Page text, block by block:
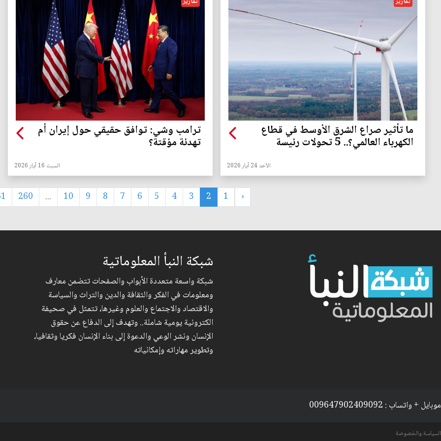
ما تأثير صراع الشرق الأوسط في قطاع
الكهرباء العالمي؟.. 5 تحولات رئيسة
الأحد 24 آيار 2026
ترامب وشي: توافق حقيقي حول إيران أم
تهدئة مؤقتة؟
السبت 16 آيار 2026
‹
1
2
3
4
5
6
7
8
9
10
...
260
شبكة النبأ المعلوماتية
شبكة واسعة متعددة الأبواب والصفحات تتضمن معارف
ومعلومات في الفكر والثقافة والدين والتراث والسياسة
والاقتصاد والاجتماع والعلوم وغيرها، تتمثل في صحيفة
الكترونية يومية شاملة.. وتهدف إلى الدفاع عن حقوق
الإنسان ونشر الوعي والدعوة إلى بناء الإنسان فكريا وثقافيا،
وتطوير مهاراته وإمكانياته
موبايل + واتساب : 009647902409092
السياسة والخصوصة